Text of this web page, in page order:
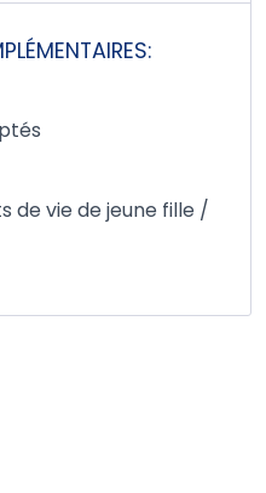
de vie de jeune fille /